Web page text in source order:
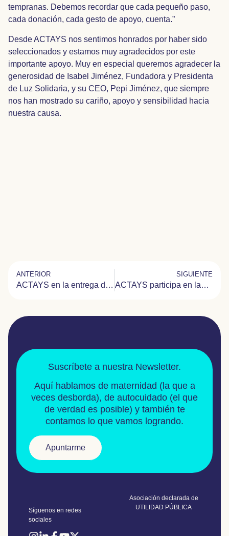
tempranas. Debemos recordar que cada pequeño paso,
cada donación, cada gesto de apoyo, cuenta.”
Desde ACTAYS nos sentimos honrados por haber sido
seleccionados y estamos muy agradecidos por este
importante apoyo. Muy en especial queremos agradecer la
generosidad de Isabel Jiménez, Fundadora y Presidenta
de Luz Solidaria, y su CEO, Pepi Jiménez, que siempre
nos han mostrado su cariño, apoyo y sensibilidad hacia
nuestra causa.
ANTERIOR
ACTAYS en la entrega de premios “Euros de tu Nómina” de Banco Santander
SIGUIENTE
ACTAYS participa en las Jornadas Nacionales de Síndrome Post UCI
Suscríbete a nuestra Newsletter.
Aquí hablamos de maternidad (la que a
veces desborda), de autocuidado (el que
de verdad es posible) y también te
contamos lo que vamos logrando.
Apuntarme
Síguenos en redes
sociales
Asociación declarada de
UTILIDAD PÚBLICA